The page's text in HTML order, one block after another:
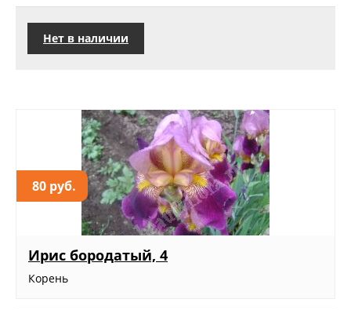
Нет в наличии
80 руб.
Ирис бородатый, 4
Корень